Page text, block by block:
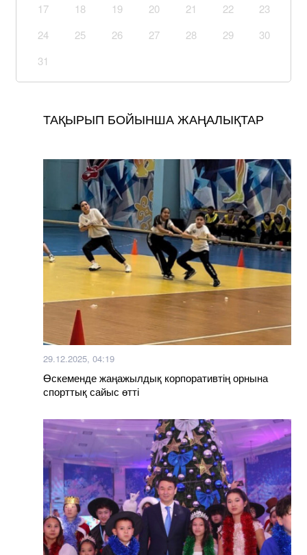
17
18 19 20 21 22
23
24
25 26 27 28 29
30
31
ТАҚЫРЫП БОЙЫНША ЖАҢАЛЫҚТАР
29.12.2025, 04:19
Өскеменде жаңажылдық корпоративтің орнына
спорттық сайыс өтті